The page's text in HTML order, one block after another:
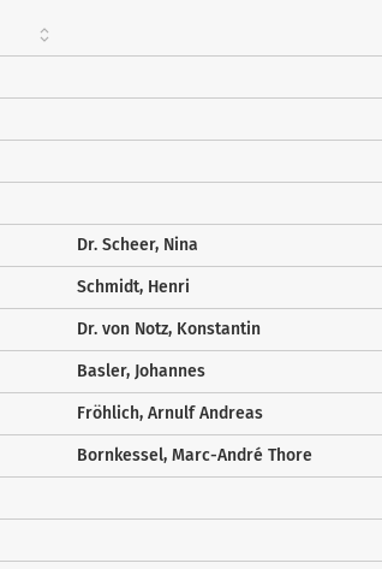
Dr. Scheer, Nina
Schmidt, Henri
Dr. von Notz, Konstantin
Basler, Johannes
Fröhlich, Arnulf Andreas
Bornkessel, Marc-André Thore